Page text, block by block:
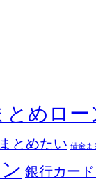
とめロー
とめたい 借金ま
銀行カー